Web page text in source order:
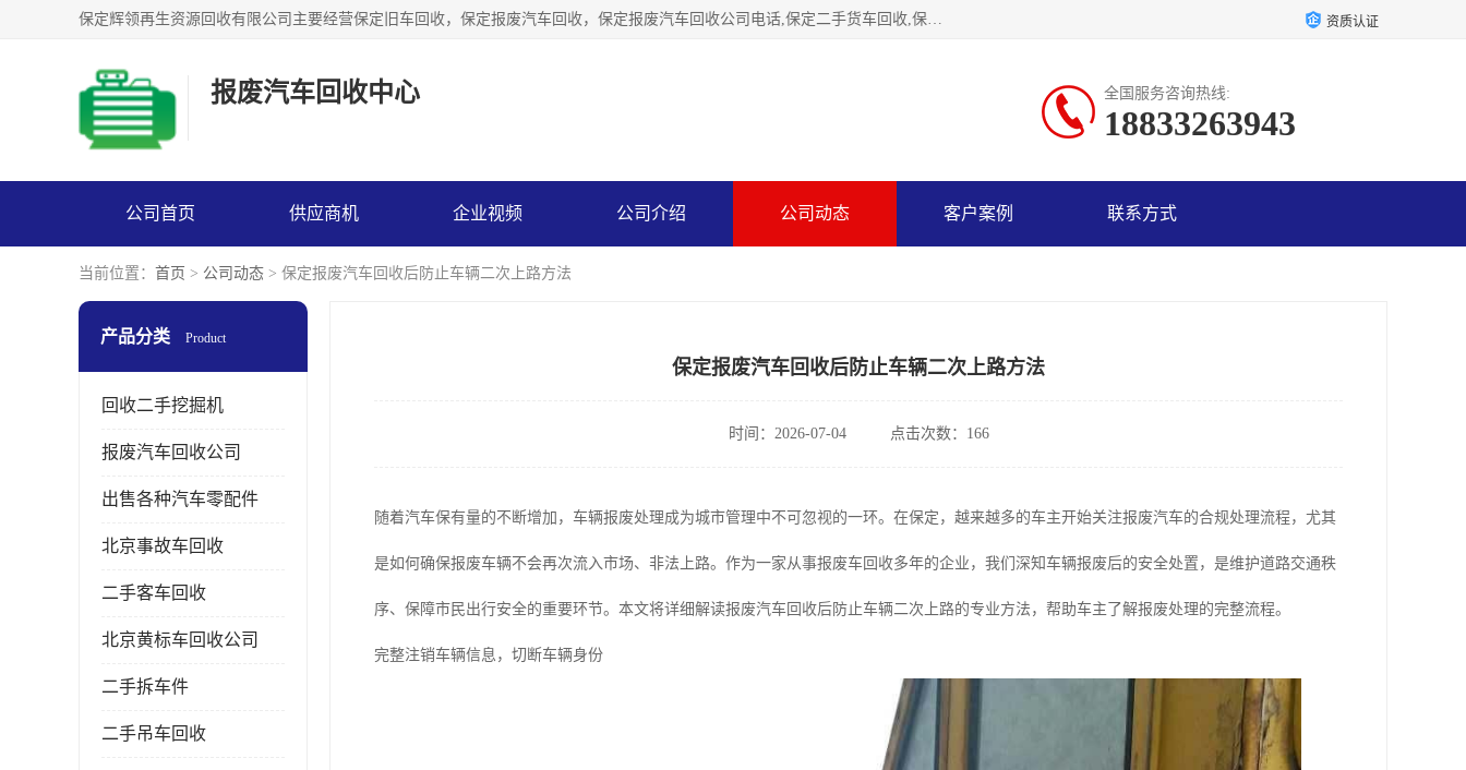
保定辉领再生资源回收有限公司主要经营保定旧车回收，保定报废汽车回收，保定报废汽车回收公司电话,保定二手货车回收,保定黄标车回收, 保定黄标车回收，保定哪里收报废车，保定废旧汽车回收，保定汽车报废手续办理，保定汽车解体厂。将通过采取区域限行促进淘汰、经济补助激励新、加大上路*法处罚、加强达标排放监管等综合措施，对老旧机动车逐步实行末位淘汰，加快老旧机动车淘汰新 资质认证
报废汽车回收中心 全国服务咨询热线:
18833263943
公司首页 供应商机 企业视频 公司介绍 公司动态 客户案例 联系方式
当前位置： 首页 > 公司动态 > 保定报废汽车回收后防止车辆二次上路方法
产品分类 Product
回收二手挖掘机
报废汽车回收公司
出售各种汽车零配件
北京事故车回收
二手客车回收
北京黄标车回收公司
二手拆车件
二手吊车回收
保定报废汽车回收后防止车辆二次上路方法
时间：2026-07-04 点击次数：166
随着汽车保有量的不断增加，车辆报废处理成为城市管理中不可忽视的一环。在保定，越来越多的车主开始关注报废汽车的合规处理流程，尤其
是如何确保报废车辆不会再次流入市场、非法上路。作为一家从事报废车回收多年的企业，我们深知车辆报废后的安全处置，是维护道路交通秩
序、保障市民出行安全的重要环节。本文将详细解读报废汽车回收后防止车辆二次上路的专业方法，帮助车主了解报废处理的完整流程。
完整注销车辆信息，切断车辆身份